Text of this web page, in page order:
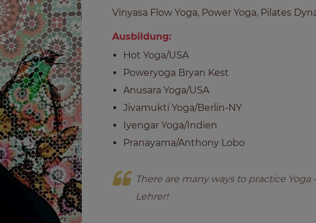
Vinyasa Flow Yoga, Power Yoga, Pilates
Ausbildung:
Hot Yoga/USA
Poweryoga Bryan Kest
Anusara Yoga/USA
Jivamukti Yoga/Berlin-NY
Iyengar Yoga/Indien
Pranayama/Anthony Lobo
There are many ways to practice Yoga
Lehrer!